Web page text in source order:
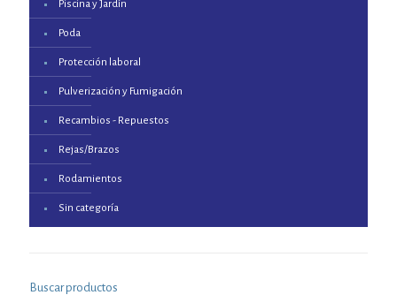
Piscina y Jardín
Poda
Protección laboral
Pulverización y Fumigación
Recambios - Repuestos
Rejas/Brazos
Rodamientos
Sin categoría
Buscar productos